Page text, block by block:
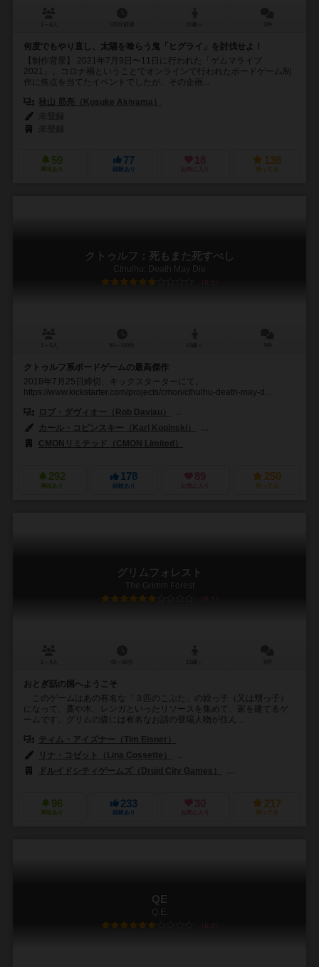
何度でもやり直し、太陽を喰らう鬼「ヒグライ」を討伐せよ！
【制作背景】 2021年7月9日〜11日に行われた「ゲムマライブ
2021」。コロナ禍ということでオンラインで行われたボードゲーム制
作に焦点を当てたイベントでしたが、その企画...
秋山 昴亮（Kosuke Akiyama）
59
興味あり
77
経験あり
18
お気に入り
138
持ってる
クトゥルフ：死もまた死すべし
Cthulhu: Death May Die
6.5
クトゥルフ系ボードゲームの最高傑作
2018年7月25日締切、キックスターターにて。
https://www.kickstarter.com/projects/cmon/cthulhu-death-may-d...
ロブ・ダヴィオー（Rob Daviau）
カール・コピンスキー（Karl Kopinski）
CMONリミテッド（CMON Limited）
292
興味あり
178
経験あり
89
お気に入り
250
持ってる
グリムフォレスト
The Grimm Forest
6.1
おとぎ話の国へようこそ
このゲームはあの有名な「３匹のこぶた」の姪っ子（又は甥っ子）
になって、藁や木、レンガといったリソースを集めて、家を建てるゲ
ームです。グリムの森には有名なお話の登場人物が住ん...
ティム・アイズナー（Tim Eisner）
リナ・コゼット（Lina Cossette）
ドルイドシティゲームズ（Druid City Games）
96
興味あり
233
経験あり
30
お気に入り
217
持ってる
QE
Q.E.
6.9